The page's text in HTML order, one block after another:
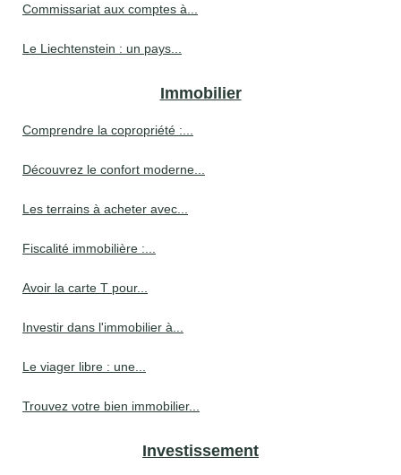
Commissariat aux comptes à...
Le Liechtenstein : un pays...
Immobilier
Comprendre la copropriété :...
Découvrez le confort moderne...
Les terrains à acheter avec...
Fiscalité immobilière :...
Avoir la carte T pour...
Investir dans l'immobilier à...
Le viager libre : une...
Trouvez votre bien immobilier...
Investissement